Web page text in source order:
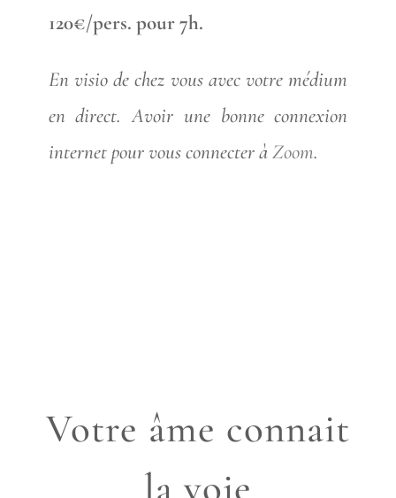
120€/pers. pour 7h.
En visio de chez vous avec votre médium
en direct. Avoir une bonne connexion
internet pour vous connecter àZoom.
Votre âme connait
la voie